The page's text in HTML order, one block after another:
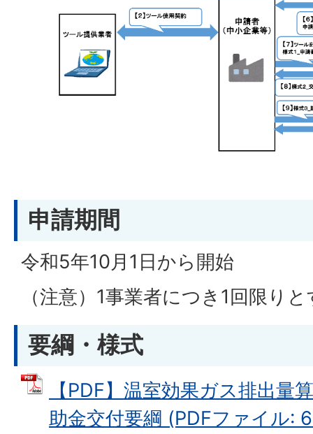
申請期間
令和5年10月1日から開始
（注意）1事業者につき1回限り
要綱・様式
【PDF】温室効果ガス排出量
助金交付要綱 (PDFファイル: